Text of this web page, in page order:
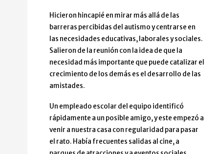
Hicieron hincapié en mirar más allá de las
barreras percibidas del autismo y centrarse en
las necesidades educativas, laborales y sociales.
Salieron de la reunión con la idea de que la
necesidad más importante que puede catalizar el
crecimiento de los demás es el desarrollo de las
amistades.
Un empleado escolar del equipo identificó
rápidamente a un posible amigo, y este empezó a
venir a nuestra casa con regularidad para pasar
el rato. Había frecuentes salidas al cine, a